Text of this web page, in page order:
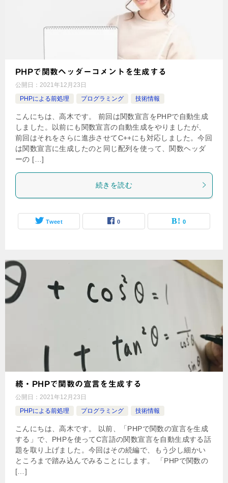
PHPで関数ヘッダーコメントを生成する
公開日： 2021年12月23日
PHPによる前処理
プログラミング 技術情報
こんにちは、高木です。 前回は関数宣言をPHPで自動生成
しました。以前にも関数宣言の自動生成をやりましたが、
前回はそれをさらに進歩させてC++にも対応しました。今回
は関数宣言に生成したのと同じ配列を使って、関数ヘッダ
ーの […]
続きを読む
Tweet 0 0
続・PHPで関数の宣言を生成する
公開日： 2021年12月23日
PHPによる前処理
プログラミング 技術情報
こんにちは、高木です。 以前、「PHPで関数の宣言を生成
する」で、PHPを使ってC言語の関数宣言を自動生成する話
題を取り上げました。今回はその続編で、もう少し細かい
ところまで踏み込んでみることにします。 「PHPで関数の
[…]